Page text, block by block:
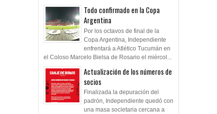
Todo confirmado en la Copa
Argentina
Por los octavos de final de la
Copa Argentina, Independiente
enfrentará a Atlético Tucumán en
el Coloso Marcelo Bielsa de Rosario el miércol...
Actualización de los números de
socios
Finalizada la depuración del
padrón, Independiente quedó con
una masa societaria cercana a